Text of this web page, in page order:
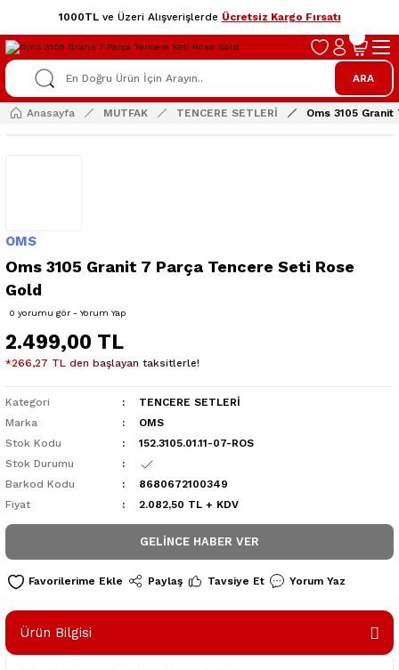
1000TLve Üzeri Alışverişlerde Ücretsiz Kargo Fırsatı
ARA
Anasayfa MUTFAK TENCERE SETLERİ Oms 3105
OMS
Oms 3105 Granit 7 Parça Tencere Seti Rose
Gold
0 yorumu gör - Yorum Yap
2.499,00 TL
*266,27 TL den başlayan taksitlerle!
Kategori
TENCERE SETLERİ
Marka
OMS
Stok Kodu
152.3105.01.11-07-ROS
Stok Durumu
Barkod Kodu
8680672100349
Fiyat
2.082,50 TL + KDV
GELINCE HABER VER
Paylaş Tavsiye Et Yorum Yaz
Ürün Bilgisi